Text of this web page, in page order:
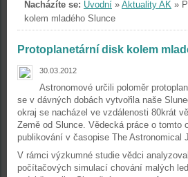
Nacházíte se: Úvodní » Aktuality AK »
kolem mladého Slunce
Protoplanetární disk kolem
30.03.2012
Astronomové určili poloměr
se v dávných dobách vytvořila naše
okraj se nacházel ve vzdálenosti 80krát
Země od Slunce. Vědecká práce o tomto
publikování v časopise The Astronomical
V rámci výzkumné studie vědci
počítačových simulací chování malých